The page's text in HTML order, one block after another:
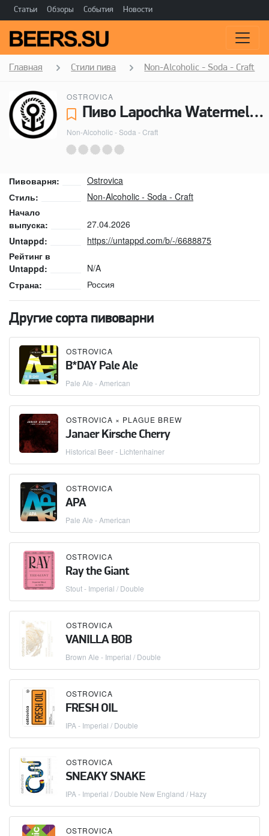
Статьи Обзоры События Новости
Главная Стили пива Non-Alcoholic - Soda - Craft
OSTROVICA
Пиво Lapochka Watermelon + Melissa - Ostrovica
Non-Alcoholic - Soda - Craft
Пивоварня:
Ostrovica
Стиль:
Non-Alcoholic - Soda - Craft
Начало
выпуска:
27.04.2026
Untappd:
https://untappd.com/b/-/6688875
Рейтинг в
Untappd:
N/A
Страна:
Россия
Другие сорта пивоварни
OSTROVICA
B*DAY Pale Ale
Pale Ale - American
OSTROVICA × PLAGUE BREW
Janaer Kirsche Cherry
Historical Beer - Lichtenhainer
OSTROVICA
APA
Pale Ale - American
OSTROVICA
Ray the Giant
Stout - Imperial / Double
OSTROVICA
VANILLA BOB
Brown Ale - Imperial / Double
OSTROVICA
FRESH OIL
IPA - Imperial / Double
OSTROVICA
SNEAKY SNAKE
IPA - Imperial / Double New England / Hazy
OSTROVICA